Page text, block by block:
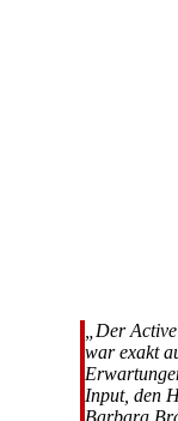
„Der
war exakt
Input, den